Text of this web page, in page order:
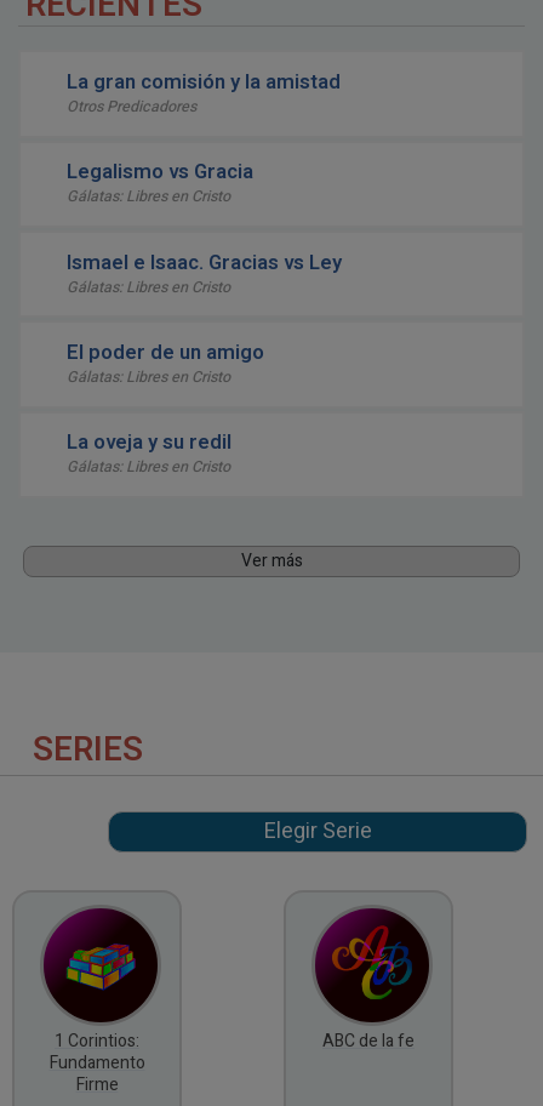
La gran comisión y la amistad
Otros Predicadores
Legalismo vs Gracia
Gálatas: Libres en Cristo
Ismael e Isaac. Gracias vs Ley
Gálatas: Libres en Cristo
El poder de un amigo
Gálatas: Libres en Cristo
La oveja y su redil
Gálatas: Libres en Cristo
Ver más
SERIES
1 Corintios:
Fundamento
Firme
ABC de la fe